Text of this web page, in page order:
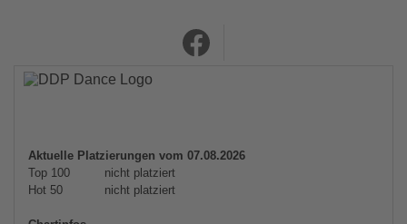
Aktuelle Platzierungen vom 07.08.2026
Top 100
nicht platziert
Hot 50
nicht platziert